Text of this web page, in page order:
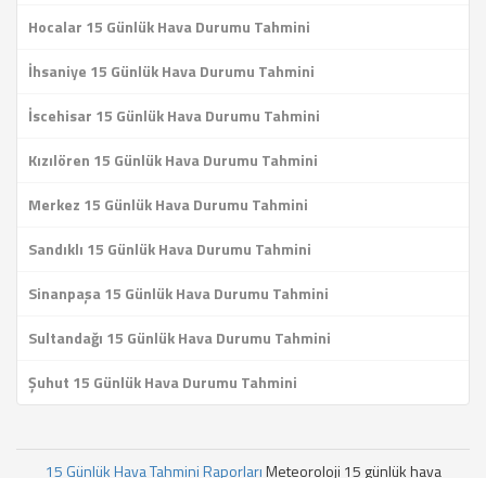
Hocalar 15 Günlük Hava Durumu Tahmini
İhsaniye 15 Günlük Hava Durumu Tahmini
İscehisar 15 Günlük Hava Durumu Tahmini
Kızılören 15 Günlük Hava Durumu Tahmini
Merkez 15 Günlük Hava Durumu Tahmini
Sandıklı 15 Günlük Hava Durumu Tahmini
Sinanpaşa 15 Günlük Hava Durumu Tahmini
Sultandağı 15 Günlük Hava Durumu Tahmini
Şuhut 15 Günlük Hava Durumu Tahmini
15 Günlük Hava Tahmini RaporlarıMeteoroloji 15 günlük hava